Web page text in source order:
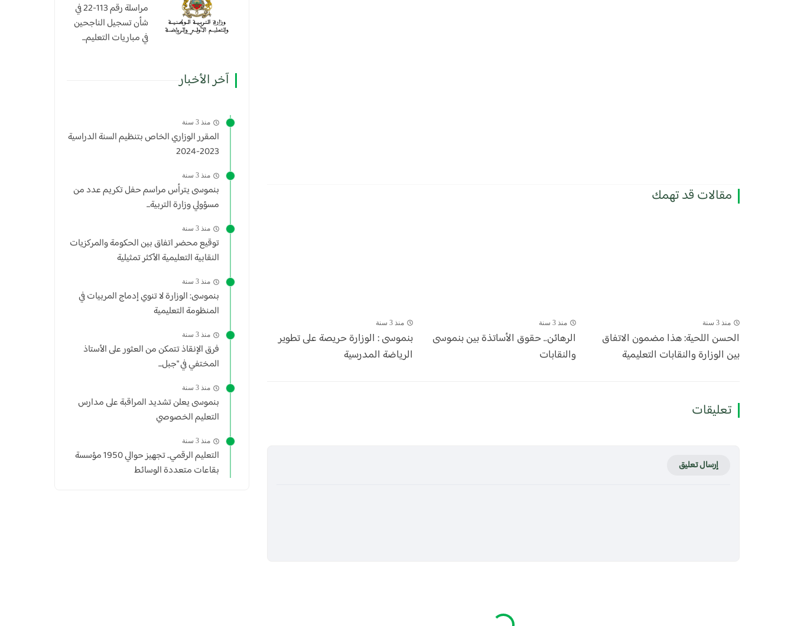
مقالات قد تهمك
منذ 3 سنة
الحسن اللحية: هذا مضمون الاتفاق
بين الوزارة والنقابات التعليمية
منذ 3 سنة
الرهائن.. حقوق الأساتذة بين بنموسى
والنقابات
منذ 3 سنة
بنموسى : الوزارة حريصة على تطوير
الرياضة المدرسية
تعليقات
إرسال تعليق
مراسلة رقم 113-22 في
شأن تسجيل الناجحين
في مباريات التعليم...
آخر الأخبار
منذ 3 سنة
المقرر الوزاري الخاص بتنظيم السنة الدراسية
2023-2024
منذ 3 سنة
بنموسى يترأس مراسم حفل تكريم عدد من
مسؤولي وزارة التربية...
منذ 3 سنة
توقيع محضر اتفاق بين الحكومة والمركزيات
النقابية التعليمية الأكثر تمثيلية
منذ 3 سنة
بنموسى: الوزارة لا تنوي إدماج المربيات في
المنظومة التعليمية
منذ 3 سنة
فرق الإنقاذ تتمكن من العثور على الأستاذ
المختفي في "جبل...
منذ 3 سنة
بنموسى يعلن تشديد المراقبة على مدارس
التعليم الخصوصي
منذ 3 سنة
التعليم الرقمي.. تجهيز حوالي 1950 مؤسسة
بقاعات متعددة الوسائط